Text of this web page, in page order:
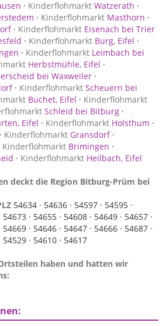
· Kinderflohmarkt Watzerath ·
· Kinderflohmarkt Masthorn ·
· Kinderflohmarkt Eisenach bei Trier
· Kinderflohmarkt Burg, Eifel ·
· Kinderflohmarkt Leimbach bei
Herbstmühle, Eifel ·
bei Waxweiler ·
· Kinderflohmarkt Scheuern bei
Buchet, Eifel · Kinderflohmarkt
Schleid bei Bitburg ·
Eifel · Kinderflohmarkt Holsthum ·
· Kinderflohmarkt Gransdorf·
Kinderflohmarkt Brimingen ·
· Kinderflohmarkt Heilbach, Eifel
deckt die Region Bitburg-Prüm bei
54634 · 54636 · 54597 · 54595 ·
54673 · 54655 · 54608 · 54649 · 54657 ·
54669 · 54646 · 54647 · 54666 · 54687 ·
54529 · 54610 · 54617
haben und hatten wir